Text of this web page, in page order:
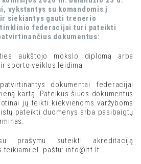
vykstantys su komandomis į
siekiantys gauti trenerio
federacijai turi pateikti
dokumentus:
aukštojo mokslo diplomą arba
sporto veiklos leidimą
dokumentai federacijai
kartą. Pateikus šiuos dokumentus
jų teikti kiekvienoms varžyboms
pateikti duomenys arba pasibaigtų
prašymu suteikti akreditaciją
teikiami el. paštu: info@ltf.lt.